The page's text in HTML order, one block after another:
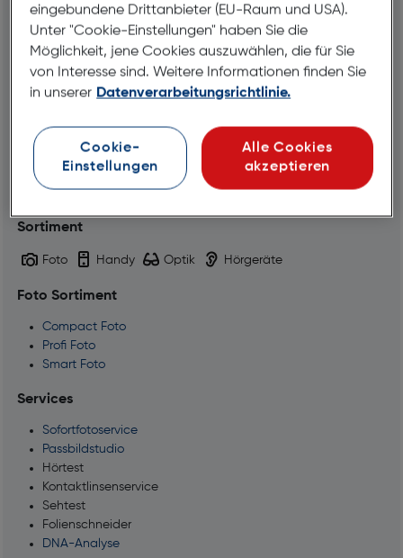
Öffnungszeiten
Montag
08:30 - 18:00
Mittwoch
Donnerstag
08:30 - 18:00
Freitag
08:30 - 18:00
Samstag
08:30 - 17:00
Sortiment
Foto Handy Optik Hörgeräte
Foto Sortiment
Compact Foto
Profi Foto
Smart Foto
Services
Sofortfotoservice
Passbildstudio
Hörtest
Kontaktlinsenservice
Sehtest
Folienschneider
DNA-Analyse
eingebundene Drittanbieter (EU-Raum und USA).
Unter "Cookie-Einstellungen" haben Sie die
Möglichkeit, jene Cookies auszuwählen, die für Sie
von Interesse sind. Weitere Informationen finden Sie
in unserer Datenverarbeitungsrichtlinie.
Cookie-
Einstellungen
Alle Cookies
akzeptieren